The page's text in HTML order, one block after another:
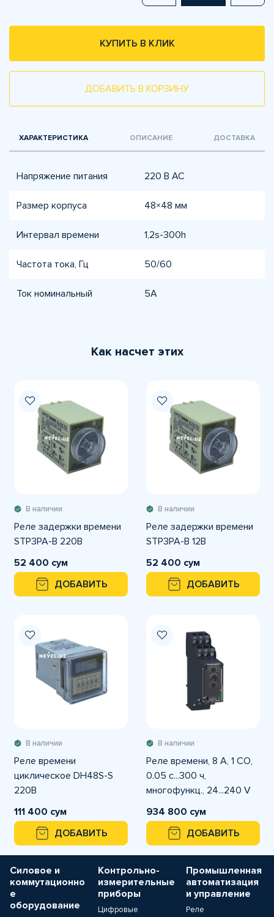
КУПИТЬ В КЛИК
ДОБАВИТЬ В КОРЗИНУ
ХАРАКТЕРИСТИКА ОПИСАНИЕ ДОСТАВКА
Напряжение питания 220 В AC
Размер корпуса 48×48 мм
Интервал времени 1,2s-300h
Частота тока, Гц 50/60
Ток номинальный 5A
Как насчет этих
В наличии
Реле задержки времени
STP3PA-B 220В
52 400 сум
ДОБАВИТЬ
В наличии
Реле задержки времени
STP3PA-B 12В
52 400 сум
ДОБАВИТЬ
В наличии
Реле времени
циклическое DH48S-S
220В
111 400 сум
ДОБАВИТЬ
В наличии
Реле времени, 8 A, 1 CO,
0.05 с...300 ч,
многофункц., 24...240 V
AC/DC
934 800 сум
ДОБАВИТЬ
Силовое и
коммутационно
е
оборудование
Контрольно-
измерительные
приборы
Цифровые
Промышленная
автоматизация
и управление
Реле